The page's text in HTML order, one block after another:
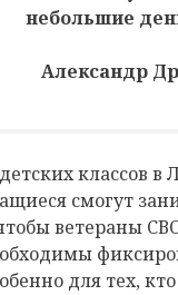
небольшие
Александр
классов в
смогут
ветераны
для тех,